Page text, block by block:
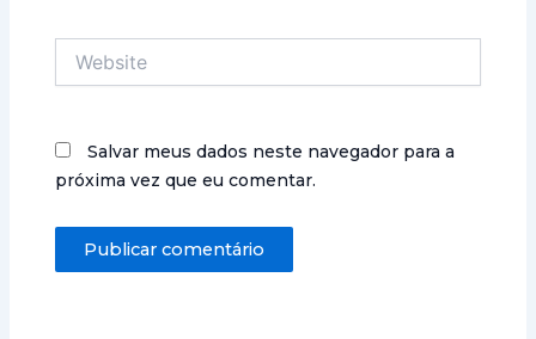
Salvar meus dados neste navegador para a
próxima vez que eu comentar.